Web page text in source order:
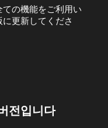
の機能をご利用い
更新してくださ
전입니다